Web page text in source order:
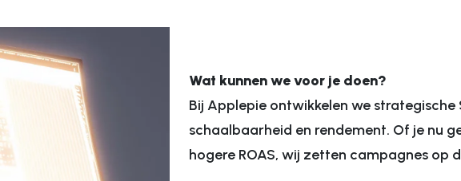
Wat kunnen we voor je doen?
Bij Applepie ontwikkelen we
schaalbaarheid en rendement. Of je nu
hogere ROAS, wij zetten campagnes op